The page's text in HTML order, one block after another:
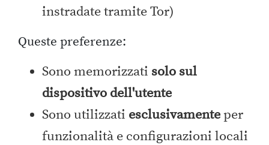
instradate tramite Tor)
Queste preferenze:
Sono memorizzati solo sul
dispositivo dell'utente
Sono utilizzati esclusivamenteper
funzionalità e configurazioni locali